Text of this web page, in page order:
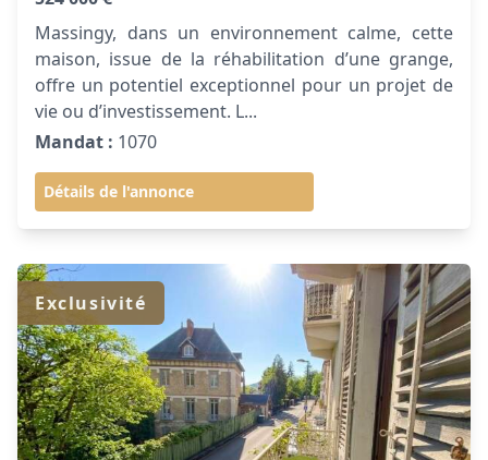
Massingy, dans un environnement calme, cette
maison, issue de la réhabilitation d’une grange,
offre un potentiel exceptionnel pour un projet de
vie ou d’investissement. L...
Mandat : 1070
Détails de l'annonce
Exclusivité